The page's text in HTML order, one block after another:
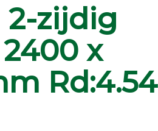
2-zijdig
x
Rd:4.54